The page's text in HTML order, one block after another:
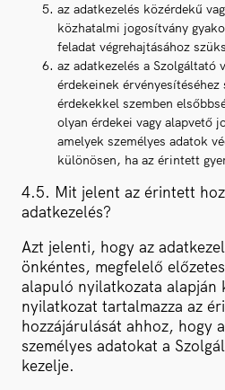
az adatkezelés közérdekű
közhatalmi jogosítvány
feladat végrehajtásához
az adatkezelés a Szolgáltató
érdekeinek
érdekekkel szemben
olyan érdekei vagy alapvető
amelyek személyes adatok
különösen, ha az érintett
4.5. Mit jelent az érintett
adatkezelés?
Azt jelenti, hogy az
önkéntes, megfelelő
alapuló nyilatkozata alapján
nyilatkozat tartalmazza az
hozzájárulását ahhoz, hogy
személyes adatokat a
kezelje.